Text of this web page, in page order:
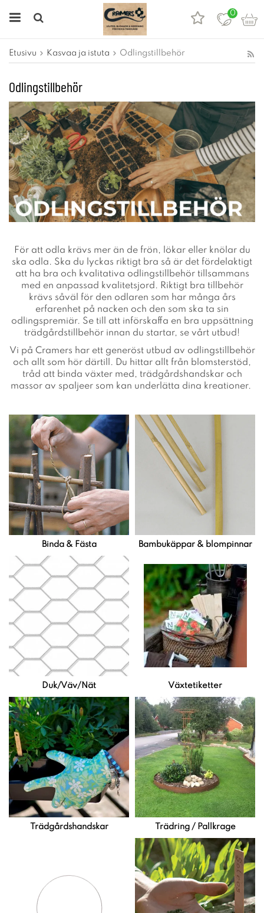
0
Etusivu Kasvaa ja istuta Odlingstillbehör
Odlingstillbehör
För att odla krävs mer än de frön, lökar eller knölar du
ska odla. Ska du lyckas riktigt bra så är det fördelaktigt
att ha bra och kvalitativa odlingstillbehör tillsammans
med en anpassad kvalitetsjord. Riktigt bra tillbehör
krävs såväl för den odlaren som har många års
erfarenhet på nacken och den som ska ta sin
odlingspremiär. Se till att införskaffa en bra uppsättning
trädgårdstillbehör innan du startar, se vårt utbud!
Vi på Cramers har ett generöst utbud av odlingstillbehör
och allt som hör därtill. Du hittar allt från blomsterstöd,
tråd att binda växter med, trädgårdshandskar och
massor av spaljeer som kan underlätta dina kreationer.
Binda & Fästa Bambukäppar & blompinnar
Duk/Väv/Nät Växtetiketter
Trädgårdshandskar Trädring / Pallkrage